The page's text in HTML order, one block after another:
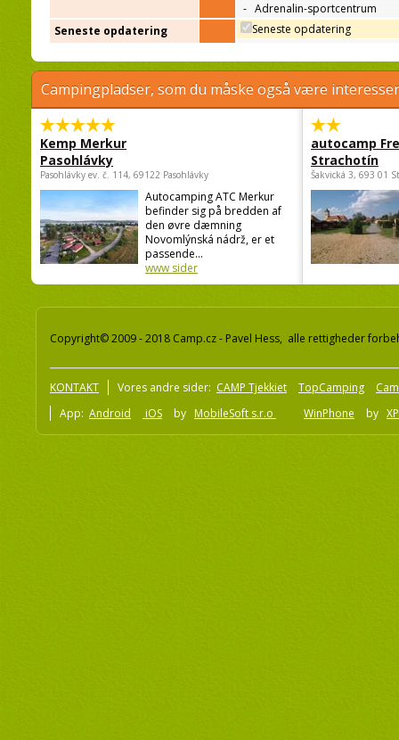
- Adrenalin-sportcentrum
Seneste opdatering
Seneste opdatering
Campingpladser, som du måske også være
Kemp Merkur
Pasohlávky
Pasohlávky ev. č. 114, 69122 Pasohlávky
Autocamping ATC Merkur
befinder sig på bredden af
den øvre dæmning
Novomlýnská nádrž, er et
passende...
www sider
autocamp
Strachotín
Šakvická 3, 693 01
Copyright© 2009 - 2018 Camp.cz - Pavel Hess, alle rettigheder
KONTAKT Vores andre sider: CAMP Tjekkiet TopCamping
App: Android iOS by MobileSoft s.r.o WinPhone by